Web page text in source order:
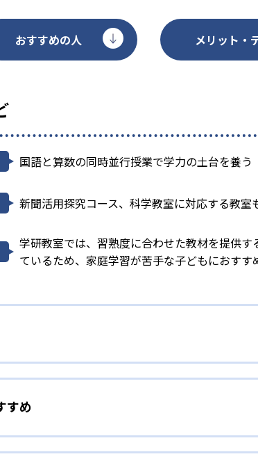
おすすめの人 メリット・
国語と算数の同時並行授業で学力の土台を養う
新聞活用探究コース、科学教室に対応する教室
学研教室では、習熟度に合わせた教材を提供
ているため、家庭学習が苦手な子どもにおすす
校生まで「無学年方式」で個別指導
生までを対象として個別指導を行っている。学
式」を採用していることが特徴だ。この「無学
てわからないところをしっかり学習したり、余
すめ
い人向け